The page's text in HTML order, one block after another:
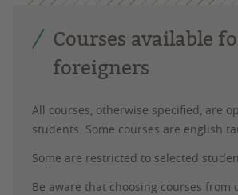
Courses available
foreigners
All courses, otherwise specified, are
students. Some courses are english
Some are restricted to selected
Be aware that choosing courses from